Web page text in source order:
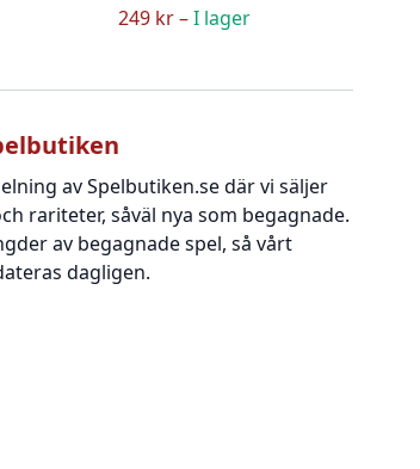
249 kr –I lager
av Spelbutiken.se där vi säljer
rariteter, såväl nya som begagnade.
av begagnade spel, så vårt
dagligen.